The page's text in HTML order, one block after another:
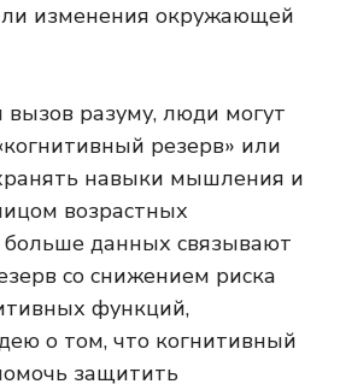
изменения окружающей
вызов разуму, люди могут
резерв» или
навыки мышления и
возрастных
больше данных связывают
со снижением риска
функций,
о том, что когнитивный
защитить